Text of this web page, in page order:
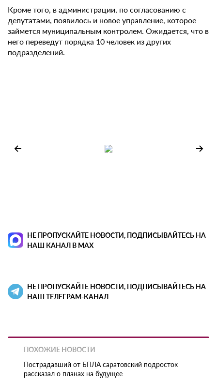
Кроме того, в администрации, по согласованию с
депутатами, появилось и новое управление, которое
займется муниципальным контролем. Ожидается, что в
него переведут порядка 10 человек из других
подразделений.
НЕ ПРОПУСКАЙТЕ НОВОСТИ, ПОДПИСЫВАЙТЕСЬ НА
НАШ КАНАЛ В MAX
НЕ ПРОПУСКАЙТЕ НОВОСТИ, ПОДПИСЫВАЙТЕСЬ НА
НАШ ТЕЛЕГРАМ-КАНАЛ
ПОХОЖИЕ НОВОСТИ
Пострадавший от БПЛА саратовский подросток
рассказал о планах на будущее